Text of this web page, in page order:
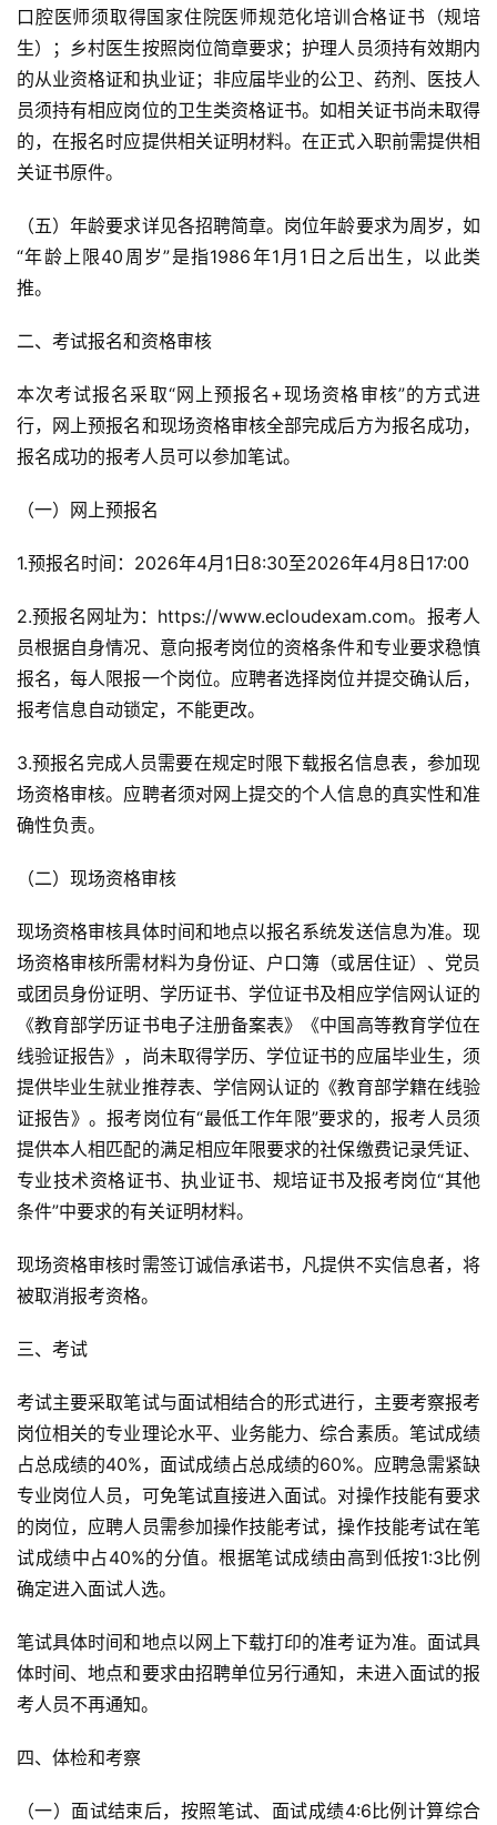
口腔医师须取得国家住院医师规范化培训合格证书（规培
生）；乡村医生按照岗位简章要求；护理人员须持有效期内
的从业资格证和执业证；非应届毕业的公卫、药剂、医技人
员须持有相应岗位的卫生类资格证书。如相关证书尚未取得
的，在报名时应提供相关证明材料。在正式入职前需提供相
关证书原件。
（五）年龄要求详见各招聘简章。岗位年龄要求为周岁，如
“年龄上限40周岁”是指1986年1月1日之后出生，以此类
推。
二、考试报名和资格审核
本次考试报名采取“网上预报名+现场资格审核”的方式进
行，网上预报名和现场资格审核全部完成后方为报名成功，
报名成功的报考人员可以参加笔试。
（一）网上预报名
1.预报名时间：2026年4月1日8:30至2026年4月8日17:00
2.预报名网址为：https://www.ecloudexam.com。报考人
员根据自身情况、意向报考岗位的资格条件和专业要求稳慎
报名，每人限报一个岗位。应聘者选择岗位并提交确认后，
报考信息自动锁定，不能更改。
3.预报名完成人员需要在规定时限下载报名信息表，参加现
场资格审核。应聘者须对网上提交的个人信息的真实性和准
确性负责。
（二）现场资格审核
现场资格审核具体时间和地点以报名系统发送信息为准。现
场资格审核所需材料为身份证、户口簿（或居住证）、党员
或团员身份证明、学历证书、学位证书及相应学信网认证的
《教育部学历证书电子注册备案表》《中国高等教育学位在
线验证报告》，尚未取得学历、学位证书的应届毕业生，须
提供毕业生就业推荐表、学信网认证的《教育部学籍在线验
证报告》。报考岗位有“最低工作年限”要求的，报考人员须
提供本人相匹配的满足相应年限要求的社保缴费记录凭证、
专业技术资格证书、执业证书、规培证书及报考岗位“其他
条件”中要求的有关证明材料。
现场资格审核时需签订诚信承诺书，凡提供不实信息者，将
被取消报考资格。
三、考试
考试主要采取笔试与面试相结合的形式进行，主要考察报考
岗位相关的专业理论水平、业务能力、综合素质。笔试成绩
占总成绩的40%，面试成绩占总成绩的60%。应聘急需紧缺
专业岗位人员，可免笔试直接进入面试。对操作技能有要求
的岗位，应聘人员需参加操作技能考试，操作技能考试在笔
试成绩中占40%的分值。根据笔试成绩由高到低按1:3比例
确定进入面试人选。
笔试具体时间和地点以网上下载打印的准考证为准。面试具
体时间、地点和要求由招聘单位另行通知，未进入面试的报
考人员不再通知。
四、体检和考察
（一）面试结束后，按照笔试、面试成绩4:6比例计算综合